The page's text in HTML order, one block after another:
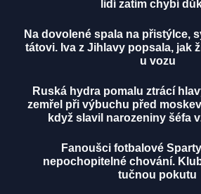
lidí zatím chybí
Na dovolené spala na přistýlce,
tátovi. Iva z Jihlavy popsala, jak
u vozu
Ruská hydra pomalu ztrácí
zemřel při výbuchu před
když slavil narozeniny šéfa
Fanoušci fotbalové
nepochopitelné chování.
tučnou pokutu